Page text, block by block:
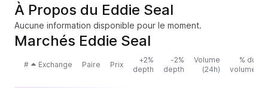
À Propos du Eddie Seal
Aucune information disponible pour le moment.
Marchés Eddie Seal
# Exchange Paire Prix
+2%
depth
-2%
depth
Volume
(24h)
% du
volume